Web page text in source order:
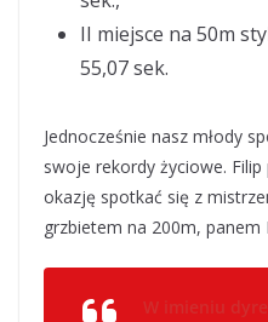
II miejsce na 50m
55,07 sek.
Jednocześnie nasz młody
swoje rekordy życiowe.
okazję spotkać się z
grzbietem na 200m, panem
W imieniu